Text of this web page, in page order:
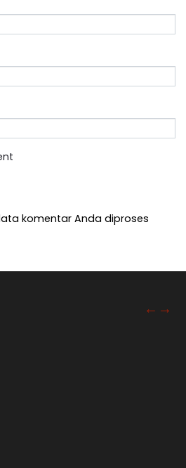
komentar Anda diproses